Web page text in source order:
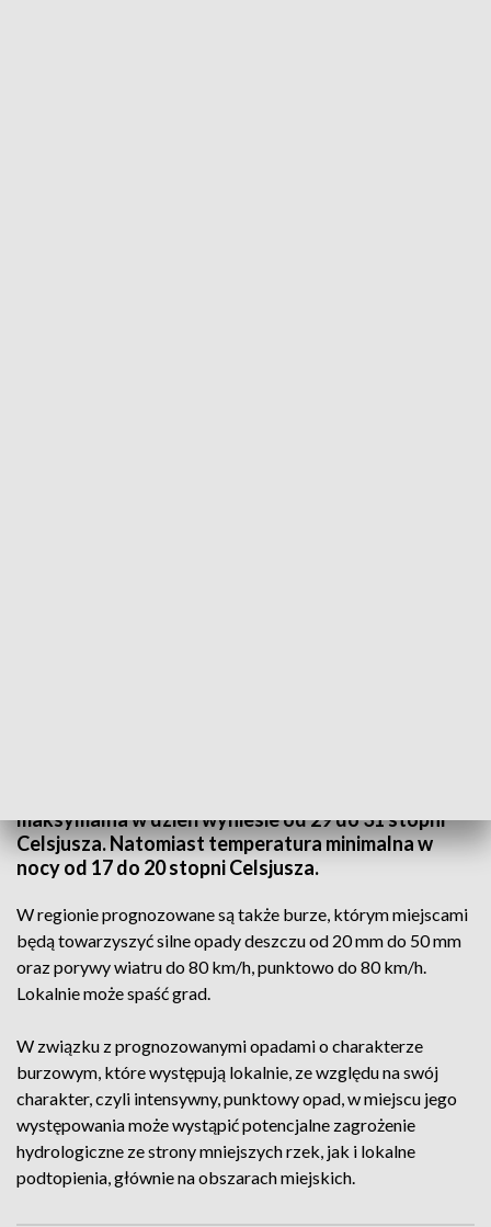
maksymalna w dzień wyniesie od 29 do 31 stopni
Celsjusza. Natomiast temperatura minimalna w
nocy od 17 do 20 stopni Celsjusza.
W regionie prognozowane są także burze, którym miejscami
będą towarzyszyć silne opady deszczu od 20 mm do 50 mm
oraz porywy wiatru do 80 km/h, punktowo do 80 km/h.
Lokalnie może spaść grad.
W związku z prognozowanymi opadami o charakterze
burzowym, które występują lokalnie, ze względu na swój
charakter, czyli intensywny, punktowy opad, w miejscu jego
występowania może wystąpić potencjalne zagrożenie
hydrologiczne ze strony mniejszych rzek, jak i lokalne
podtopienia, głównie na obszarach miejskich.